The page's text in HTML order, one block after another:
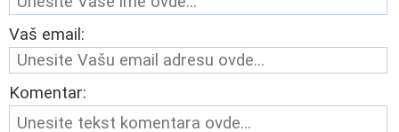
Vaš email:
Komentar: